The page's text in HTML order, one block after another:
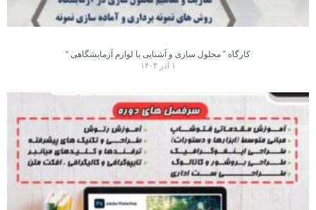
کارگاه ” محلول سازی و آشنایی با لوازم آزمایشگاهی “
۱ آذر ۱۴۰۴